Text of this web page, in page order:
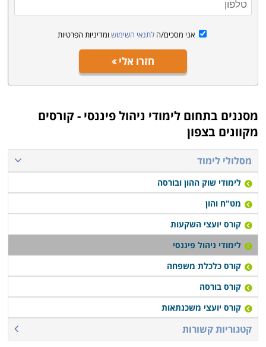
אני מסכים/ה לתנאי השימוש ומדיניות הפרטיות
חזרו אלי
מסננים בתחום לימודי ניהול פיננסי - קורסים
מקוונים בצפון
מסלולי לימוד
לימודי שוק ההון ובורסה
מט"ח והון
קורס יועצי השקעות
לימודי ניהול פיננסי
קורס כלכלת משפחה
קורס בורסה
קורס יועצי משכנתאות
קטגוריות קשורות